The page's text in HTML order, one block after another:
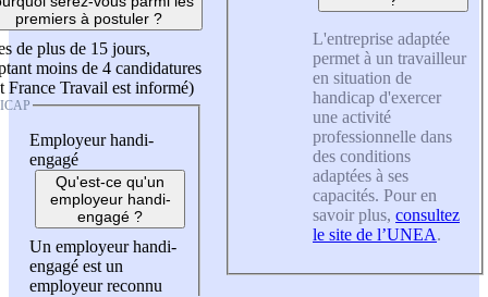
premiers à postuler ?
de plus de 15 jours,
moins de 4 candidatures
France Travail est informé)
Employeur handi-
engagé
Qu'est-ce qu'un
employeur handi-
engagé ?
Un employeur handi-
engagé est un
employeur reconnu
L'entreprise adaptée
permet à un travailleur
en situation de
handicap d'exercer
une activité
professionnelle dans
des conditions
adaptées à ses
capacités. Pour en
savoir plus, consultez
le site de l’UNEA.